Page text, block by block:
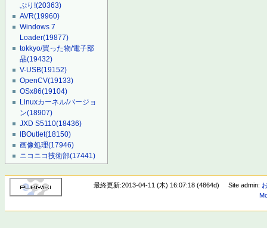
ぷり!(20363)
AVR(19960)
Windows 7
Loader(19877)
tokkyo/買った物/電子部
品(19432)
V-USB(19152)
OpenCV(19133)
OSx86(19104)
Linuxカーネル/バージョ
ン(18907)
JXD S5110(18436)
IBOutlet(18150)
画像処理(17946)
ニコニコ技術部(17441)
最終更新:2013-04-11 (木) 16:07:18 (4864d) Site admin: